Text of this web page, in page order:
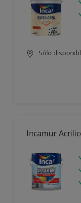
Sólo
Incamur